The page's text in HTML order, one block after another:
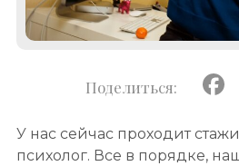
У нас сейчас проходит
психолог. Все в порядке,